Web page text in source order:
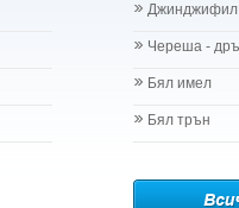
Джинджифил
Череша -
Бял имел
Бял трън